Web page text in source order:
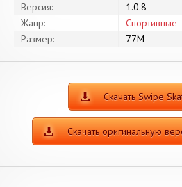
Версия:
1.0.8
Жанр:
Спортивные
Размер:
77M
Скачать Swipe
Скачать оригинальную